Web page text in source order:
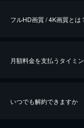
※40％ポイント還元の対象は、
フルHD画質 / 4K画質とは
月額料金を支払うタイミ
いつでも解約できますか